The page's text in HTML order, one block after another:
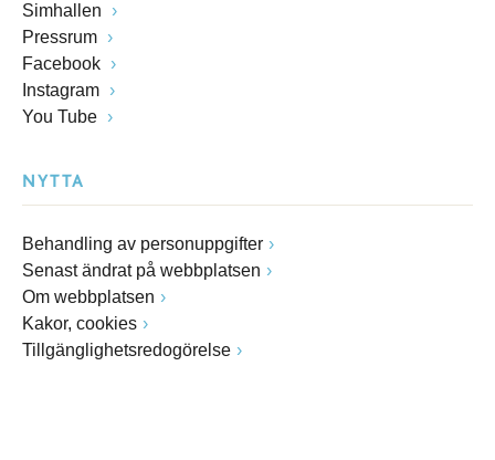
Simhallen
Pressrum
Facebook
Instagram
You Tube
NYTTA
Behandling av personuppgifter
Senast ändrat på webbplatsen
Om webbplatsen
Kakor, cookies
Tillgänglighetsredogörelse